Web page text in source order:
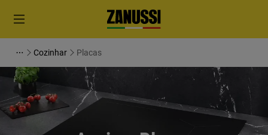
Cozinhar Placas